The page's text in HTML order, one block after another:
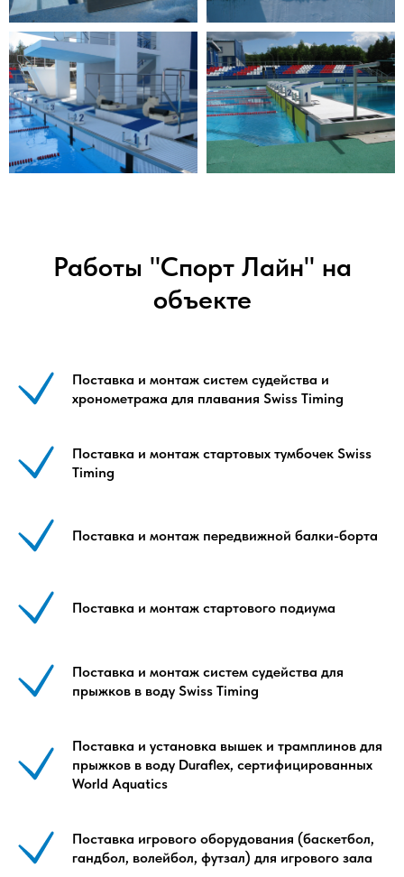
Работы "Спорт Лайн" на
объекте
Поставка и монтаж систем судейства и
хронометража для плавания Swiss Timing
Поставка и монтаж стартовых тумбочек Swiss
Timing
Поставка и монтаж передвижной балки-борта
Поставка и монтаж стартового подиума
Поставка и монтаж систем судейства для
прыжков в воду Swiss Timing
Поставка и установка вышек и трамплинов для
прыжков в воду Duraflex, сертифицированных
World Aquatics
Поставка игрового оборудования (баскетбол,
гандбол, волейбол, футзал) для игрового зала